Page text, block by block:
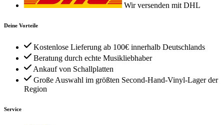
Wir versenden mit DHL
Deine Vorteile
Kostenlose Lieferung ab 100€ innerhalb Deutschlands
Beratung durch echte Musikliebhaber
Ankauf von Schallplatten
Große Auswahl im größten Second-Hand-Vinyl-Lager der
Region
Service